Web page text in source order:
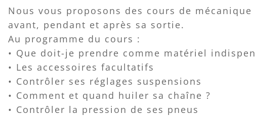
Nous vous proposons des cours de
avant, pendant et après sa sortie.
Au programme du cours :
• Que doit-je prendre comme matériel
• Les accessoires facultatifs
• Contrôler ses réglages suspensions
• Comment et quand huiler sa chaîne ?
• Contrôler la pression de ses pneus